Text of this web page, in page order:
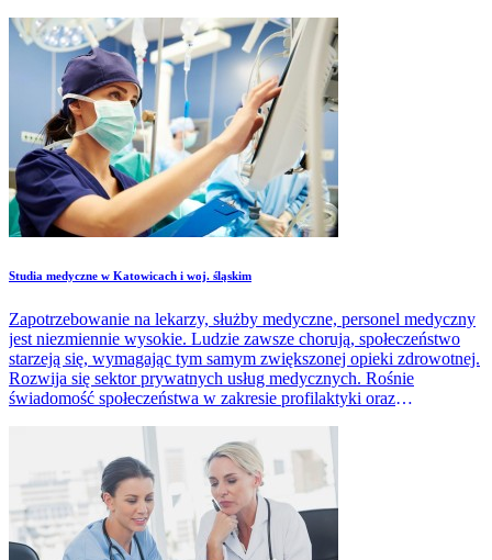
Studia medyczne w Katowicach i woj. śląskim
Zapotrzebowanie na lekarzy, służby medyczne, personel medyczny
jest niezmiennie wysokie. Ludzie zawsze chorują, społeczeństwo
starzeją się, wymagając tym samym zwiększonej opieki zdrowotnej.
Rozwija się sektor prywatnych usług medycznych. Rośnie
świadomość społeczeństwa w zakresie profilaktyki oraz